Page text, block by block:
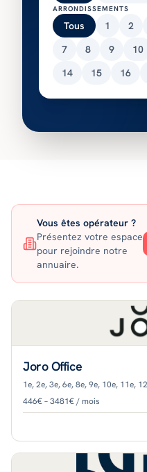
ARRONDISSEMENTS
Tous 1 2
7
8 9 10
14
15 16
Vous êtes opérateur ?
Présentez votre espace
pour rejoindre notre
annuaire.
Joro Office
1e, 2e, 3e, 6e, 8e, 9e, 10e, 11e,
446€ – 3481€ / mois